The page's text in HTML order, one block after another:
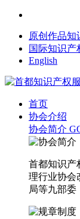
原创作品知
国际知识产
English
首页
协会介绍
协会简介
首都知识产
理行业协会
局等九部